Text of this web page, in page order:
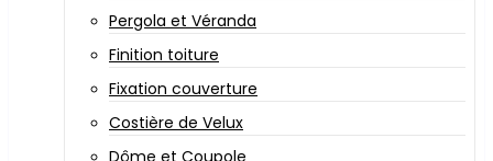
Pergola et Véranda
Finition toiture
Fixation couverture
Costière de Velux
Dôme et Coupole